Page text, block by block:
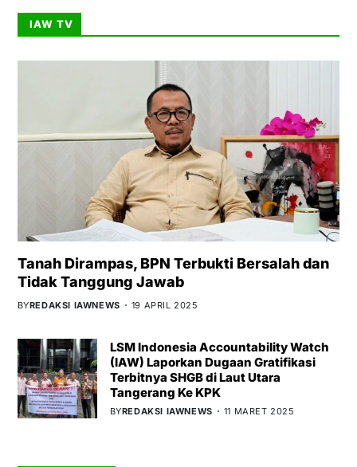
IAW TV
Tanah Dirampas, BPN Terbukti Bersalah dan
Tidak Tanggung Jawab
BYREDAKSI IAWNEWS 19 APRIL 2025
LSM Indonesia Accountability Watch
(IAW) Laporkan Dugaan Gratifikasi
Terbitnya SHGB di Laut Utara
Tangerang Ke KPK
BYREDAKSI IAWNEWS 11 MARET 2025